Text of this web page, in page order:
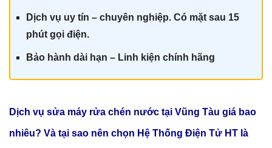
Dịch vụ uy tín – chuyên nghiệp. Có mặt sau 15
phút gọi điện.
Bảo hành dài hạn – Linh kiện chính hãng
Dịch vụ sửa máy rửa chén nước tại Vũng Tàu giá bao
nhiêu? Và tại sao nên chọn Hệ Thống Điện Tử HT là